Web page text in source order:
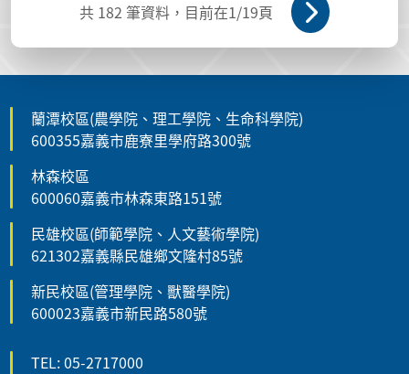
共 182 筆資料，目前在1/19頁
蘭潭校區(農學院、理工學院、生命科學院)
600355嘉義市鹿寮里學府路300號
林森校區
600060嘉義市林森東路151號
民雄校區(師範學院、人文藝術學院)
621302嘉義縣民雄鄉文隆村85號
新民校區(管理學院、獸醫學院)
600023嘉義市新民路580號
TEL: 05-2717000